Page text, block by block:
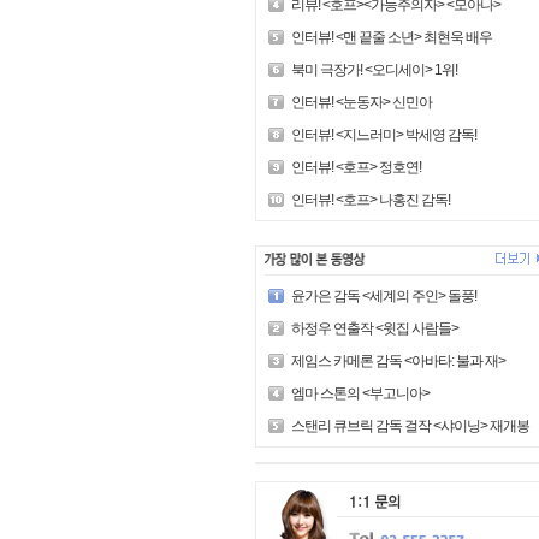
리뷰! <호프><가능주의자> <모아나>
인터뷰! <맨 끝줄 소년> 최현욱 배우
북미 극장가! <오디세이> 1위!
인터뷰! <눈동자> 신민아
인터뷰! <지느러미> 박세영 감독!
인터뷰! <호프> 정호연!
인터뷰! <호프> 나홍진 감독!
윤가은 감독 <세계의 주인> 돌풍!
하정우 연출작 <윗집 사람들>
제임스 카메론 감독 <아바타: 불과 재>
엠마 스톤의 <부고니아>
스탠리 큐브릭 감독 걸작 <샤이닝> 재개봉!